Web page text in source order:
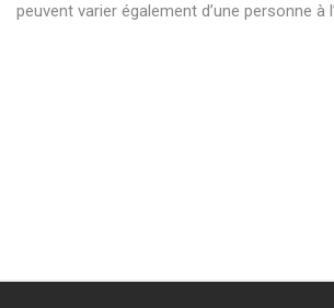
peuvent varier également d’une personne à